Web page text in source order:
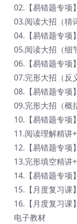
02.【易错题专项
03.阅读大招（猜
04.【易错题专项
05.阅读大招（细
06.【易错题专项
07.完形大招（反
08.【易错题专项
09.完形大招（概
10.【易错题专项
11.阅读理解精讲
12.【易错题专项
13.完形填空精讲
14.【易错题专项
15.【月度复习课
16.【月度复习课
电子教材